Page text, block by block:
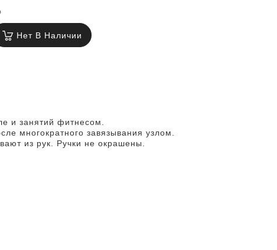
Нет В Наличии
и занятий фитнесом.
многократного завязывания узлом.
из рук. Ручки не окрашены.